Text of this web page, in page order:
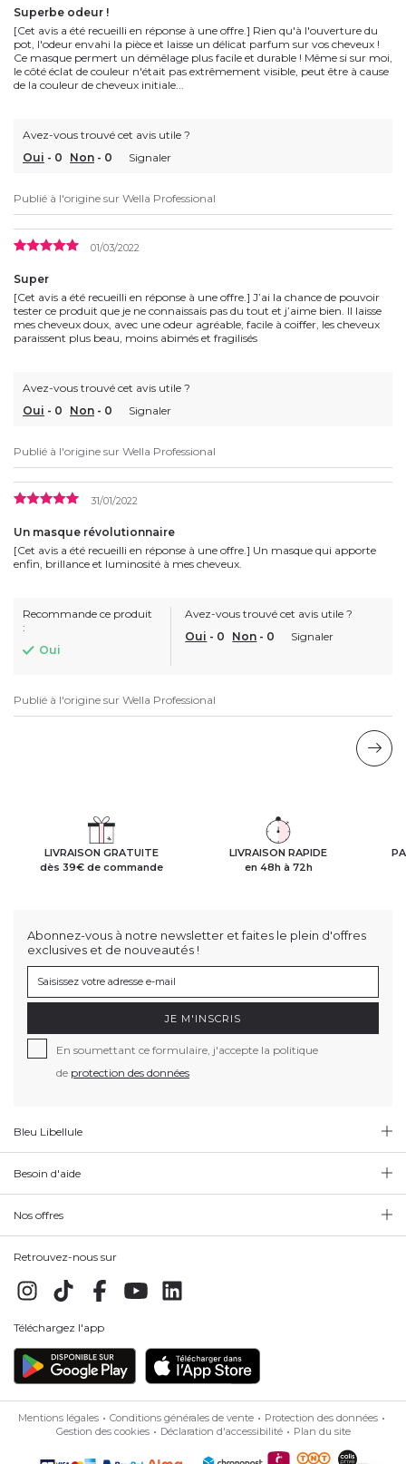
Superbe odeur !
[Cet avis a été recueilli en réponse à une offre.] Rien qu'à l'ouverture du
pot, l'odeur envahi la pièce et laisse un délicat parfum sur vos cheveux !
Ce masque permert un démêlage plus facile et durable ! Même si sur moi,
le côté éclat de couleur n'était pas extrêmement visible, peut être à cause
de la couleur de cheveux initiale...
Avez-vous trouvé cet avis utile ?
Oui - 0 Non - 0 Signaler
Publié à l'origine sur Wella Professional
01/03/2022
Super
[Cet avis a été recueilli en réponse à une offre.] J’ai la chance de pouvoir
tester ce produit que je ne connaissais pas du tout et j’aime bien. Il laisse
mes cheveux doux, avec une odeur agréable, facile à coiffer, les cheveux
paraissent plus beau, moins abimés et fragilisés
Avez-vous trouvé cet avis utile ?
Oui - 0 Non - 0 Signaler
Publié à l'origine sur Wella Professional
31/01/2022
Un masque révolutionnaire
[Cet avis a été recueilli en réponse à une offre.] Un masque qui apporte
enfin, brillance et luminosité à mes cheveux.
Recommande ce produit
:
Oui
Avez-vous trouvé cet avis utile ?
Oui - 0 Non - 0 Signaler
Publié à l'origine sur Wella Professional
LIVRAISON GRATUITE
dès 39€ de commande
LIVRAISON RAPIDE
en 48h à 72h
Abonnez-vous à notre newsletter et faites le plein d'offres
exclusives et de nouveautés !
JE M'INSCRIS
En soumettant ce formulaire, j'accepte la politique
de protection des données
Bleu Libellule
Besoin d'aide
Nos offres
Retrouvez-nous sur
Téléchargez l'app
Mentions légales Conditions générales de vente
Protection des données
Gestion des cookies
Déclaration d'accessibilité Plan du site